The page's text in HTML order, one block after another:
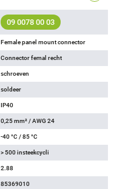
09 0078 00 03
Female panel mount connector
Connector femal recht
schroeven
soldeer
IP40
0,25 mm² / AWG 24
-40 °C / 85 °C
> 500 insteekcycli
2.88
85369010